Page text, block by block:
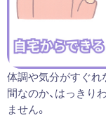
体調や気分がすぐれ
間なのか、はっきり
ません。